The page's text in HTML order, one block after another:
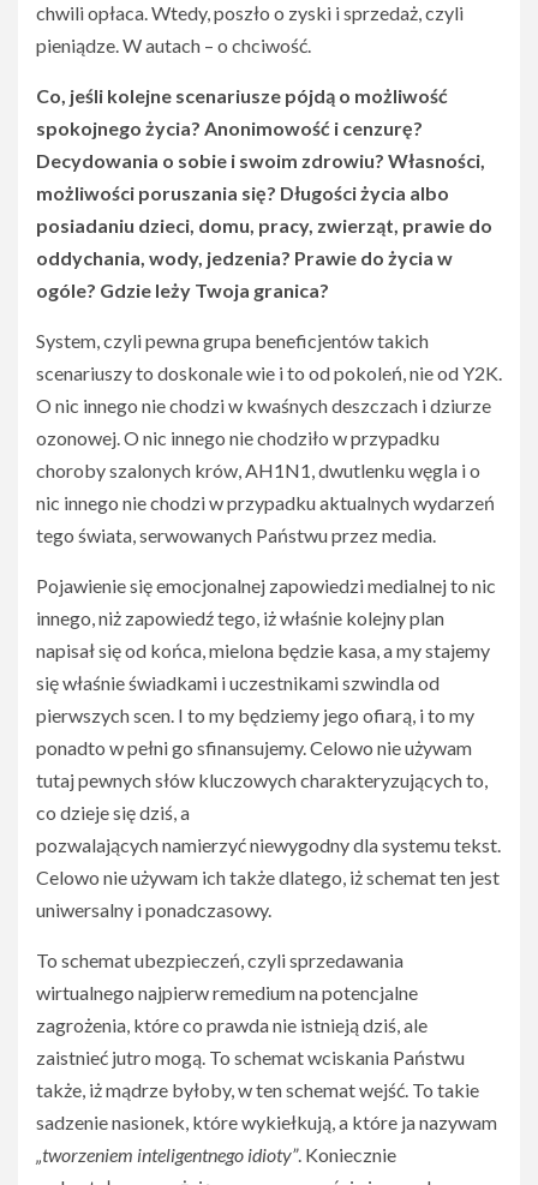
chwili opłaca. Wtedy, poszło o zyski i sprzedaż, czyli
pieniądze. W autach – o chciwość.
Co, jeśli kolejne scenariusze pójdą o możliwość
spokojnego życia? Anonimowość i cenzurę?
Decydowania o sobie i swoim zdrowiu? Własności,
możliwości poruszania się? Długości życia albo
posiadaniu dzieci, domu, pracy, zwierząt, prawie do
oddychania, wody, jedzenia? Prawie do życia w
ogóle? Gdzie leży Twoja granica?
System, czyli pewna grupa beneficjentów takich
scenariuszy to doskonale wie i to od pokoleń, nie od Y2K.
O nic innego nie chodzi w kwaśnych deszczach i dziurze
ozonowej. O nic innego nie chodziło w przypadku
choroby szalonych krów, AH1N1, dwutlenku węgla i o
nic innego nie chodzi w przypadku aktualnych wydarzeń
tego świata, serwowanych Państwu przez media.
Pojawienie się emocjonalnej zapowiedzi medialnej to nic
innego, niż zapowiedź tego, iż właśnie kolejny plan
napisał się od końca, mielona będzie kasa, a my stajemy
się właśnie świadkami i uczestnikami szwindla od
pierwszych scen. I to my będziemy jego ofiarą, i to my
ponadto w pełni go sfinansujemy. Celowo nie używam
tutaj pewnych słów kluczowych charakteryzujących to,
co dzieje się dziś, a
pozwalających namierzyć niewygodny dla systemu tekst.
Celowo nie używam ich także dlatego, iż schemat ten jest
uniwersalny i ponadczasowy.
To schemat ubezpieczeń, czyli sprzedawania
wirtualnego najpierw remedium na potencjalne
zagrożenia, które co prawda nie istnieją dziś, ale
zaistnieć jutro mogą. To schemat wciskania Państwu
także, iż mądrze byłoby, w ten schemat wejść. To takie
sadzenie nasionek, które wykiełkują, a które ja nazywam
„tworzeniem inteligentnego idioty”. Koniecznie